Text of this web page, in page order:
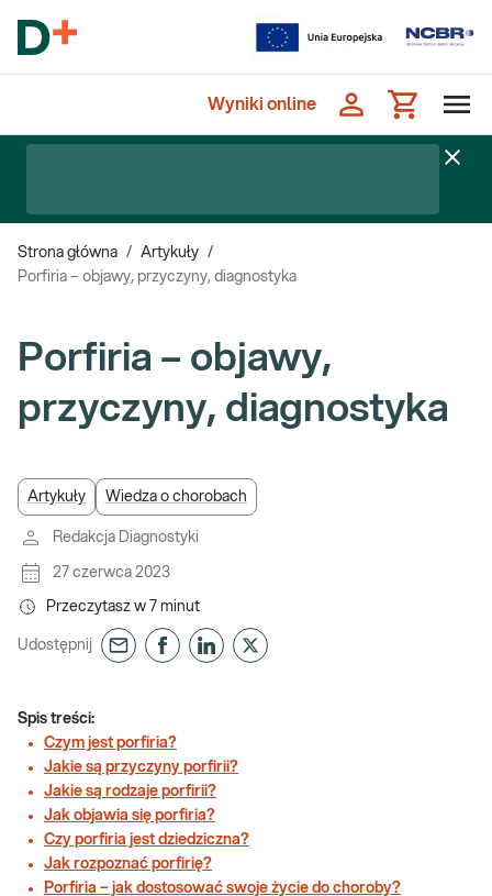
Wyniki online
Strona główna / Artykuły /
Porfiria – objawy, przyczyny, diagnostyka
Porfiria – objawy,
przyczyny, diagnostyka
Artykuły Wiedza o chorobach
Redakcja Diagnostyki
27 czerwca 2023
Przeczytasz w 7 minut
Udostępnij
Spis treści:
Czym jest porfiria?
Jakie są przyczyny porfirii?
Jakie są rodzaje porfirii?
Jak objawia się porfiria?
Czy porfiria jest dziedziczna?
Jak rozpoznać porfirię?
Porfiria – jak dostosować swoje życie do choroby?